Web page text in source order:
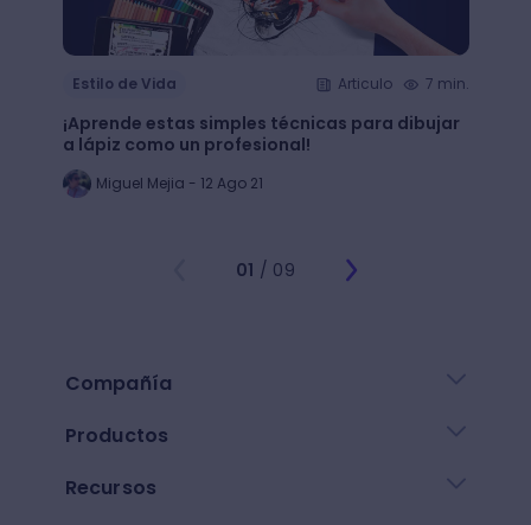
Estilo de Vida Articulo 7 min.
¡Aprende estas simples técnicas para dibujar
a lápiz como un profesional!
Miguel Mejia - 12 Ago 21
01 / 09
Compañía
Productos
Recursos